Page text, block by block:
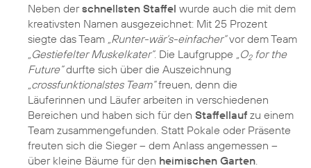
Neben derschnellsten Staffel wurde auch die mit dem
kreativsten Namen ausgezeichnet: Mit 25 Prozent
siegte das Team „Runter-wär‘s-einfacher“vor dem Team
„Gestiefelter Muskelkater“. Die Laufgruppe „O2for the
Future“durfte sich über die Auszeichnung
„crossfunktionalstes Team“freuen, denn die
Läuferinnen und Läufer arbeiten in verschiedenen
Bereichen und haben sich für den Staffellauf zu einem
Team zusammengefunden. Statt Pokale oder Präsente
freuten sich die Sieger – dem Anlass angemessen –
über kleine Bäume für den heimischen Garten